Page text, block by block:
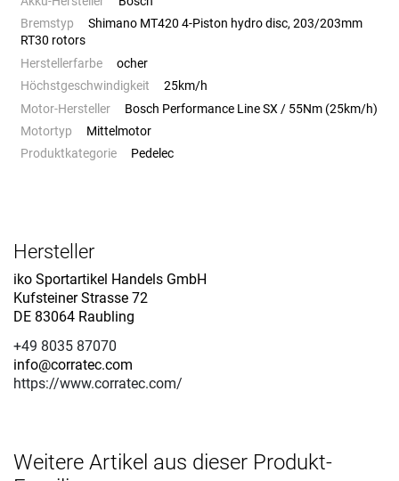
Bremstyp
Shimano MT420 4-Piston hydro disc, 203/203mm
RT30 rotors
Herstellerfarbe
ocher
Höchstgeschwindigkeit
25km/h
Motor-Hersteller
Bosch Performance Line SX / 55Nm (25km/h)
Motortyp
Mittelmotor
Produktkategorie
Pedelec
Hersteller
iko Sportartikel Handels GmbH
Kufsteiner Strasse 72
DE 83064 Raubling
+49 8035 87070
info@corratec.com
https://www.corratec.com/
Weitere Artikel aus dieser Produkt-